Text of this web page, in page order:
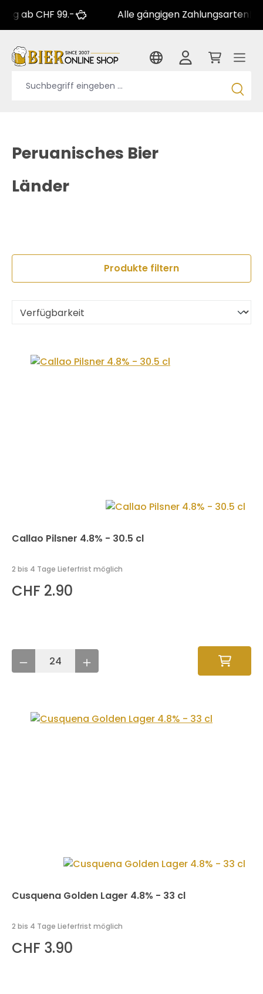
ab CHF 99.- Alle gängigen Zahlungsarten
Peruanisches Bier
Länder
Produkte filtern
Callao Pilsner 4.8% - 30.5 cl
2 bis 4 Tage Lieferfrist möglich
CHF 2.90
Cusquena Golden Lager 4.8% - 33 cl
2 bis 4 Tage Lieferfrist möglich
CHF 3.90